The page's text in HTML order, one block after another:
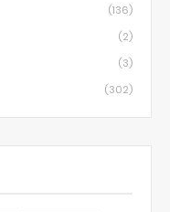
(136)
(2)
(3)
(302)